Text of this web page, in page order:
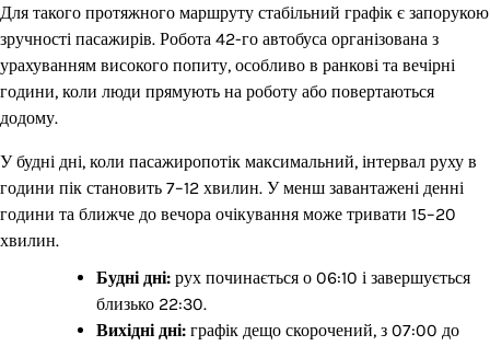
Для такого протяжного маршруту стабільний графік є запорукою
зручності пасажирів. Робота 42-го автобуса організована з
урахуванням високого попиту, особливо в ранкові та вечірні
години, коли люди прямують на роботу або повертаються
додому.
У будні дні, коли пасажиропотік максимальний, інтервал руху в
години пік становить 7–12 хвилин. У менш завантажені денні
години та ближче до вечора очікування може тривати 15–20
хвилин.
Будні дні: рух починається о 06:10 і завершується
близько 22:30.
Вихідні дні: графік дещо скорочений, з 07:00 до